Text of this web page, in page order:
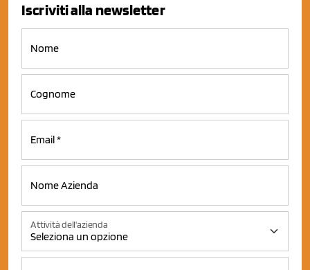
Iscriviti alla newsletter
Attività dell'azienda